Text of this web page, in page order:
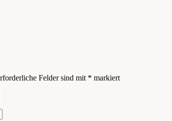
Felder sind mit * markiert